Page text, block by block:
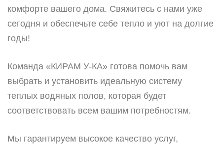
комфорте вашего дома. Свяжитесь с нами уже
сегодня и обеспечьте себе тепло и уют на долгие
годы!
Команда «КИРАМ У-КА» готова помочь вам
выбрать и установить идеальную систему
теплых водяных полов, которая будет
соответствовать всем вашим потребностям.
Мы гарантируем высокое качество услуг,